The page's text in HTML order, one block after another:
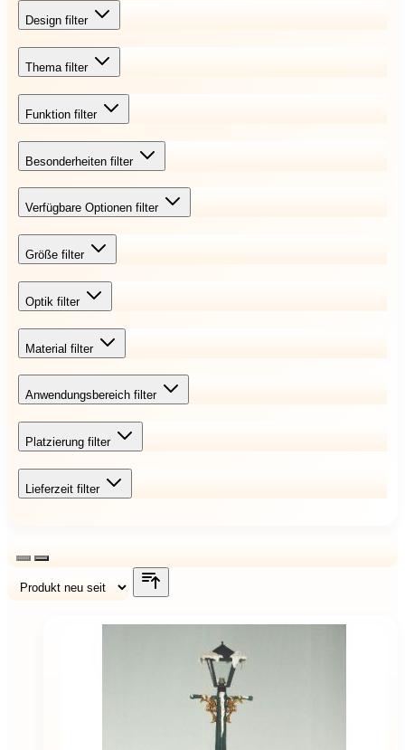
Design filter
Thema filter
Funktion filter
Besonderheiten filter
Verfügbare Optionen filter
Größe filter
Optik filter
Material filter
Anwendungsbereich filter
Platzierung filter
Lieferzeit filter